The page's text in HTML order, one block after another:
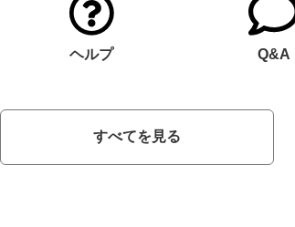
ヘルプ Q&A
すべてを見る